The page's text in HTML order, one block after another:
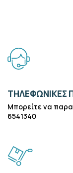
ΤΗΛΕΦΩΝΙΚΕΣ
Μπορείτε να
6541340